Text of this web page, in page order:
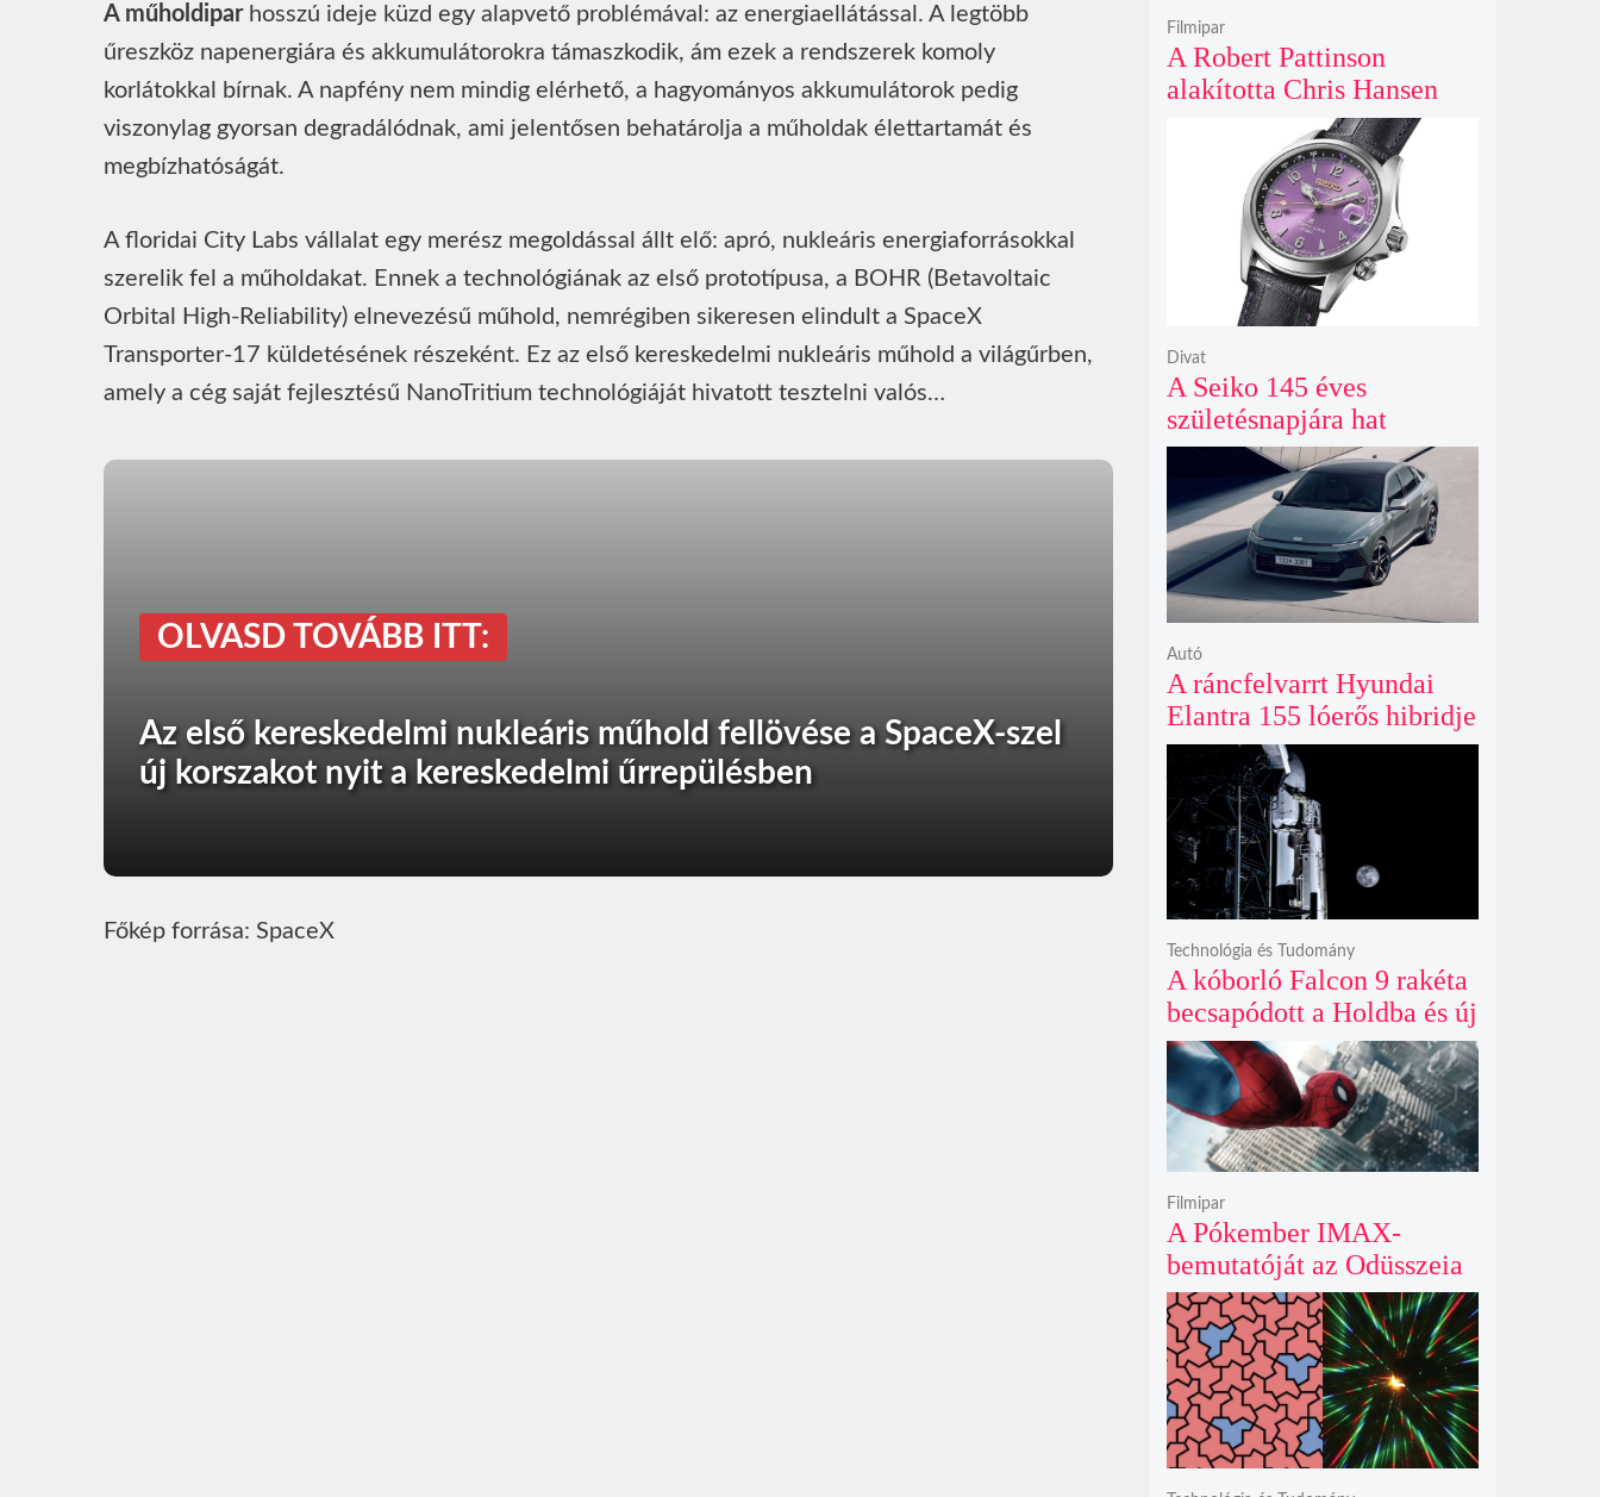
A műholdiparhosszú ideje küzd egy alapvető problémával: az energiaellátással. A legtöbb
űreszköz napenergiára és akkumulátorokra támaszkodik, ám ezek a rendszerek komoly
korlátokkal bírnak. A napfény nem mindig elérhető, a hagyományos akkumulátorok pedig
viszonylag gyorsan degradálódnak, ami jelentősen behatárolja a műholdak élettartamát és
megbízhatóságát.
A floridai City Labs vállalat egy merész megoldással állt elő: apró, nukleáris energiaforrásokkal
szerelik fel a műholdakat. Ennek a technológiának az első prototípusa, a BOHR (Betavoltaic
Orbital High-Reliability) elnevezésű műhold, nemrégiben sikeresen elindult a SpaceX
Transporter-17 küldetésének részeként. Ez az első kereskedelmi nukleáris műhold a világűrben,
amely a cég saját fejlesztésű NanoTritium technológiáját hivatott tesztelni valós…
OLVASD TOVÁBB ITT:
Az első kereskedelmi nukleáris műhold fellövése a SpaceX-szel
új korszakot nyit a kereskedelmi űrrepülésben
Főkép forrása: SpaceX
A Robert Pattinson
alakította Chris Hansen
sötét vadászatra indul a
Primetime előzetesében
Filmipar
A Seiko 145 éves
születésnapjára hat
limitált kiadású Edo-lila
számlapos modellt hozott
ki
Divat
A ráncfelvarrt Hyundai
Elantra 155 lóerős hibridje
és prémium utastere
komoly belsőtéri ugrást
hoz
Autó
A kóborló Falcon 9 rakéta
becsapódott a Holdba és új
krátert hagyott maga után
Technológia és Tudomány
A Pókember IMAX-
bemutatóját az Odüsszeia
exkluzív vetítési
időszakának lejárta hozza
el
Filmipar